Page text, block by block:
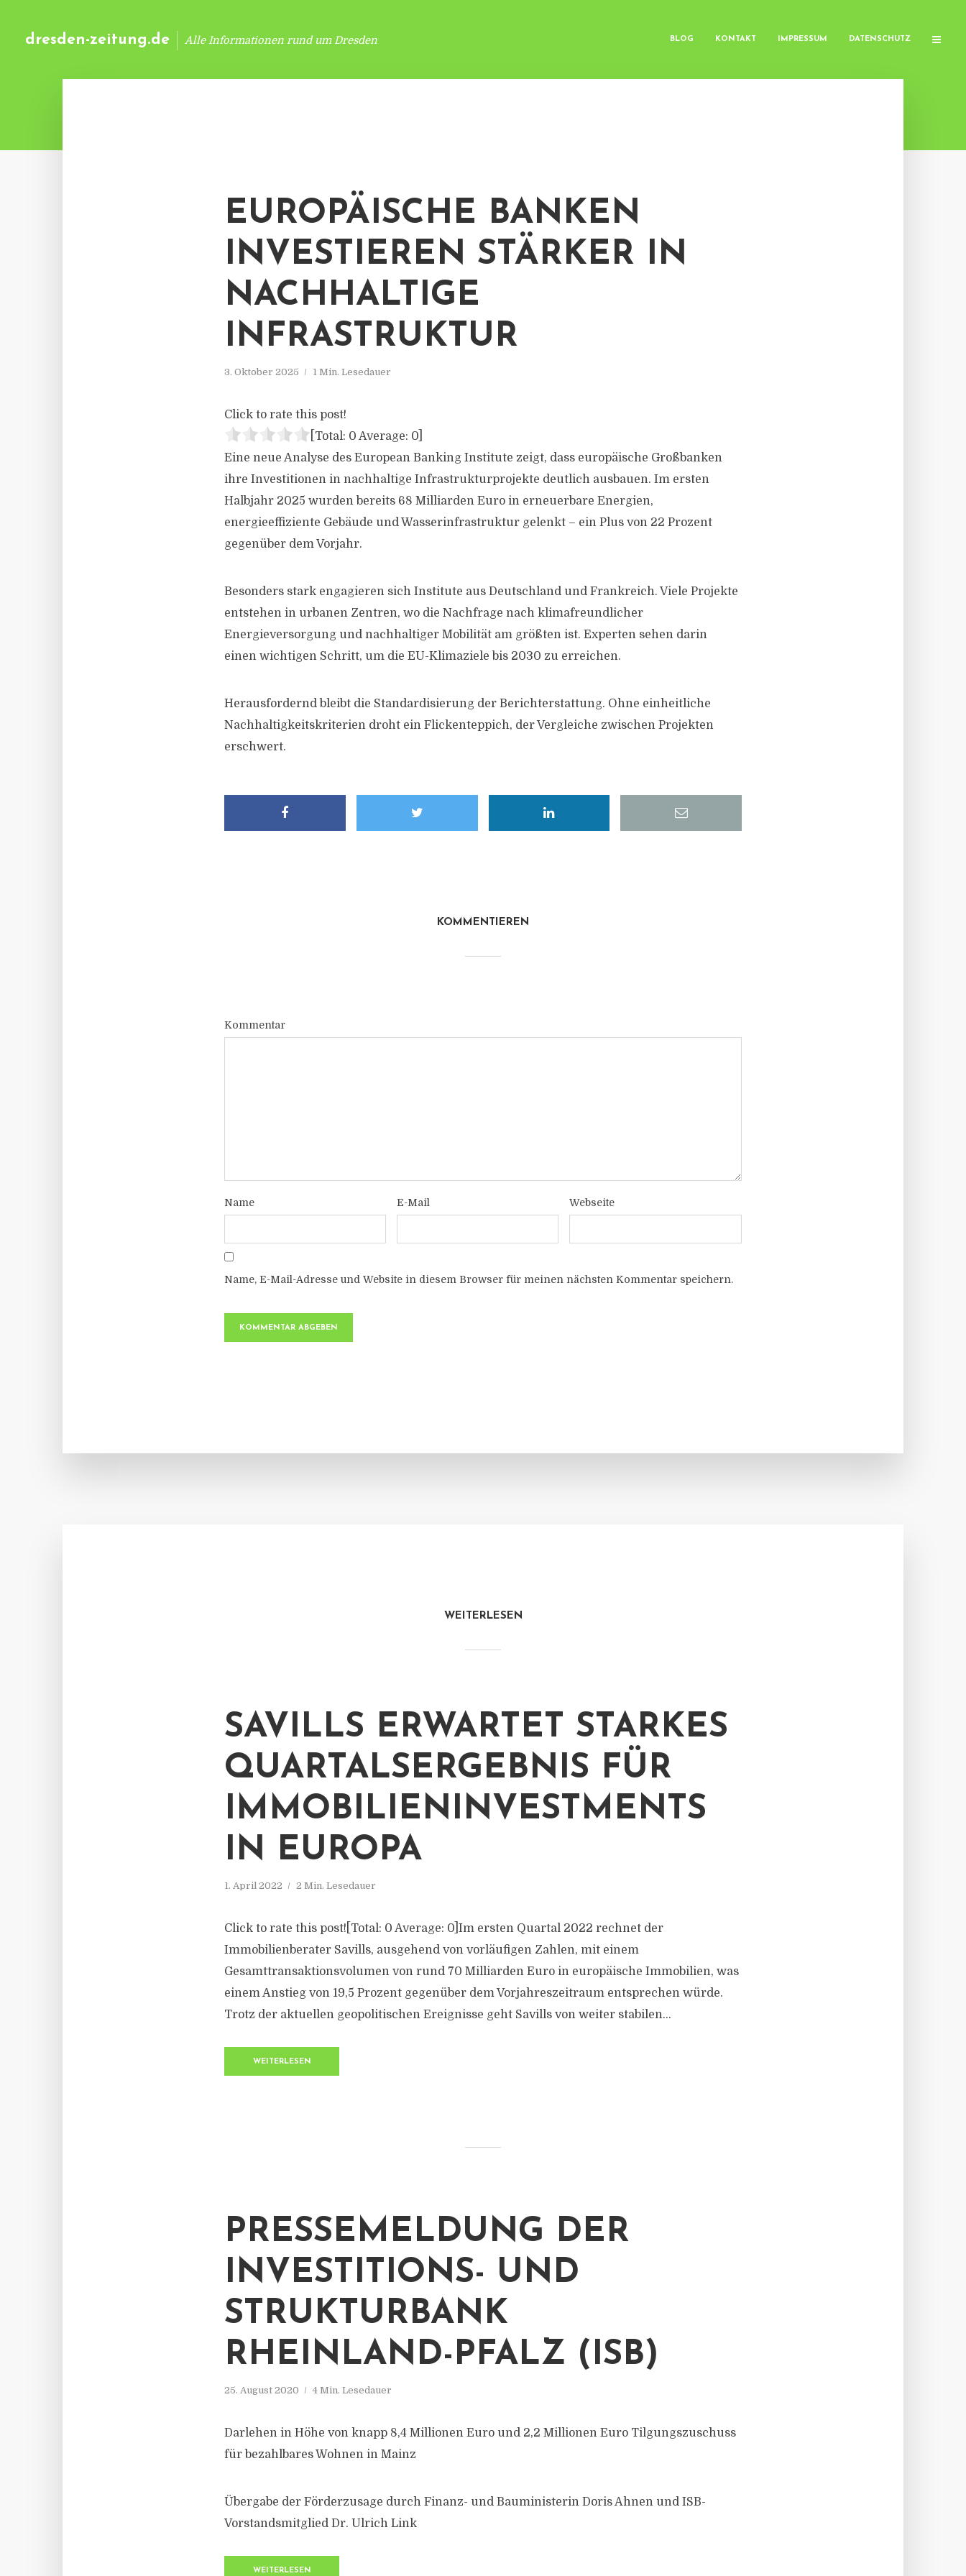
dresden-zeitung.de Alle Informationen rund um Dresden BLOG KONTAKT IMPRESSUM DATENSCHUTZ
EUROPÄISCHE BANKEN
INVESTIEREN STÄRKER IN
NACHHALTIGE
INFRASTRUKTUR
3. Oktober 2025 1 Min. Lesedauer
Click to rate this post!
[Total: 0 Average: 0
Eine neue Analyse des European Banking Institute zeigt, dass europäische Großbanken
ihre Investitionen in nachhaltige Infrastrukturprojekte deutlich ausbauen. Im ersten
Halbjahr 2025 wurden bereits 68 Milliarden Euro in erneuerbare Energien,
energieeffiziente Gebäude und Wasserinfrastruktur gelenkt – ein Plus von 22 Prozent
gegenüber dem Vorjahr.
Besonders stark engagieren sich Institute aus Deutschland und Frankreich. Viele Projekte
entstehen in urbanen Zentren, wo die Nachfrage nach klimafreundlicher
Energieversorgung und nachhaltiger Mobilität am größten ist. Experten sehen darin
einen wichtigen Schritt, um die EU-Klimaziele bis 2030 zu erreichen.
Herausfordernd bleibt die Standardisierung der Berichterstattung. Ohne einheitliche
Nachhaltigkeitskriterien droht ein Flickenteppich, der Vergleiche zwischen Projekten
erschwert.
KOMMENTIEREN
Kommentar
Name E-Mail Webseite
Name, E-Mail-Adresse und Website in diesem Browser für meinen nächsten Kommentar speichern.
WEITERLESEN
SAVILLS ERWARTET STARKES
QUARTALSERGEBNIS FÜR
IMMOBILIENINVESTMENTS
IN EUROPA
1. April 2022 2 Min. Lesedauer
Click to rate this post![Total: 0 Average: 0]Im ersten Quartal 2022 rechnet der
Immobilienberater Savills, ausgehend von vorläufigen Zahlen, mit einem
Gesamttransaktionsvolumen von rund 70 Milliarden Euro in europäische Immobilien, was
einem Anstieg von 19,5 Prozent gegenüber dem Vorjahreszeitraum entsprechen würde.
Trotz der aktuellen geopolitischen Ereignisse geht Savills von weiter stabilen...
WEITERLESEN
PRESSEMELDUNG DER
INVESTITIONS- UND
STRUKTURBANK
RHEINLAND-PFALZ (ISB)
25. August 2020 4 Min. Lesedauer
Darlehen in Höhe von knapp 8,4 Millionen Euro und 2,2 Millionen Euro Tilgungszuschuss
für bezahlbares Wohnen in Mainz
Übergabe der Förderzusage durch Finanz- und Bauministerin Doris Ahnen und ISB-
Vorstandsmitglied Dr. Ulrich Link
WEITERLESEN